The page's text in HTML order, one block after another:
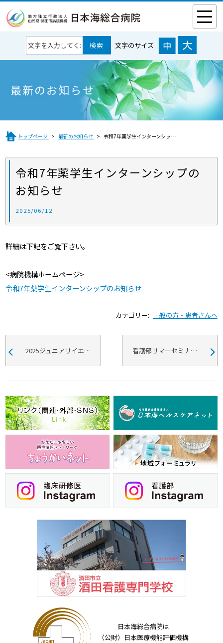
文字のサイズ
最新のお知らせ
トップページ 最新のお知らせ 令和7年薬学生インターンシップのお知らせ
令和7年薬学生インターンシップの
お知らせ
2025/06/12
詳細は下記をご覧下さい。
<病院機構ホームページ>
令和7年薬学生インターンシップのお知らせ
カテゴリー: 一般の方・患者さんへ
看護部サマーセミナー開催のお知らせ
2025ジュニアサイエンスラボ開催のお知らせ
日本海総合病院は
（公財）日本医療機能評価機構